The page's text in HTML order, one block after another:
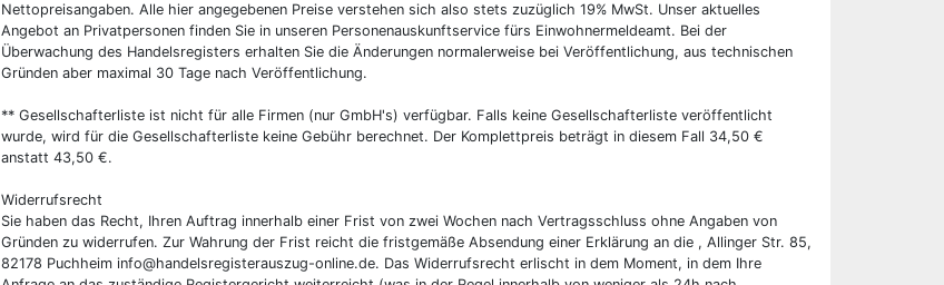
Nettopreisangaben. Alle hier angegebenen Preise verstehen sich also stets zuzüglich 19% MwSt. Unser aktuelles
Angebot an Privatpersonen finden Sie in unseren Personenauskunftservice fürs Einwohnermeldeamt. Bei der
Überwachung des Handelsregisters erhalten Sie die Änderungen normalerweise bei Veröffentlichung, aus technischen
Gründen aber maximal 30 Tage nach Veröffentlichung.
** Gesellschafterliste ist nicht für alle Firmen (nur GmbH's) verfügbar. Falls keine Gesellschafterliste veröffentlicht
wurde, wird für die Gesellschafterliste keine Gebühr berechnet. Der Komplettpreis beträgt in diesem Fall 34,50 €
anstatt 43,50 €.
Widerrufsrecht
Sie haben das Recht, Ihren Auftrag innerhalb einer Frist von zwei Wochen nach Vertragsschluss ohne Angaben von
Gründen zu widerrufen. Zur Wahrung der Frist reicht die fristgemäße Absendung einer Erklärung an die , Allinger Str. 85,
82178 Puchheim info@handelsregisterauszug-online.de. Das Widerrufsrecht erlischt in dem Moment, in dem Ihre